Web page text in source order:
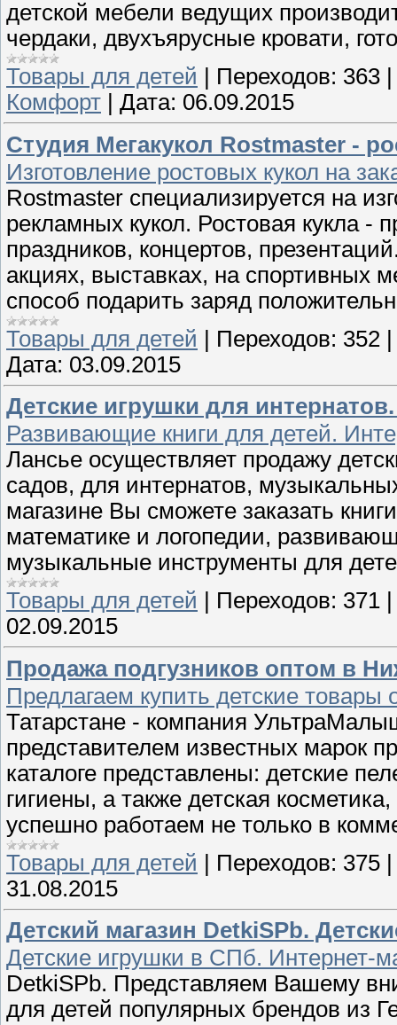
детской мебели ведущих
чердаки, двухъярусные кровати,
Товары для детей
Переходов: 363
Комфорт
Дата: 06.09.2015
Студия Мегакукол Rostmaster -
Изготовление ростовых кукол на
Rostmaster специализируется на
рекламных кукол. Ростовая кукла -
праздников, концертов,
акциях, выставках, на спортивных
способ подарить заряд
Товары для детей | Переходов: 352
Дата: 03.09.2015
Детские игрушки для
Развивающие книги для детей.
Лансье осуществляет продажу
садов, для интернатов,
магазине Вы сможете заказать
математике и логопедии,
музыкальные инструменты для
Товары для детей
Переходов: 371
02.09.2015
Продажа подгузников оптом в
Предлагаем купить детские товары
Татарстане - компания
представителем известных марок
каталоге представлены: детские
гигиены, а также детская
успешно работаем не только в
Товары для детей
Переходов: 375
31.08.2015
Детский магазин DetkiSPb.
Детские игрушки в СПб. Интернет-
DetkiSPb. Представляем Вашему
для детей популярных брендов из